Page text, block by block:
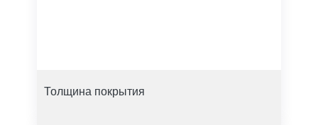
Толщина покрытия